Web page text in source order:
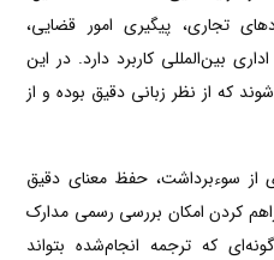
تجاری، پیگیری امور قضایی،
بین‌المللی کاربرد دارد. در این
که از نظر زبانی دقیق بوده و از
از سوءبرداشت، حفظ معنای دقیق
کردن امکان بررسی رسمی مدارک
که ترجمه انجام‌شده بتواند